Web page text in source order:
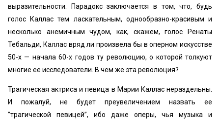
выразительности. Парадокс заключается в том, что, будь
голос Каллас тем ласкательным, однообразно-красивым и
несколько анемичным чудом, как, скажем, голос Ренаты
Тебальди, Каллас вряд ли произвела бы в оперном искусстве
50-х — начала 60-х годов ту революцию, о которой толкуют
многие ее исследователи. В чем же эта революция?
Трагическая актриса и певица в Марии Каллас нераздельны.
И пожалуй, не будет преувеличением назвать ее
’’трагической певицей”, ибо даже оперы, чья музыка и